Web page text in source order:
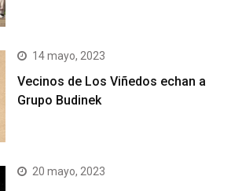
14 mayo, 2023
Vecinos de Los Viñedos echan a
Grupo Budinek
20 mayo, 2023